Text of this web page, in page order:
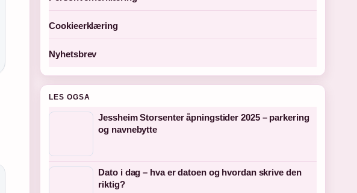
Cookieerklæring
Nyhetsbrev
LES OGSA
Jessheim Storsenter åpningstider 2025 – parkering
og navnebytte
Dato i dag – hva er datoen og hvordan skrive den
riktig?